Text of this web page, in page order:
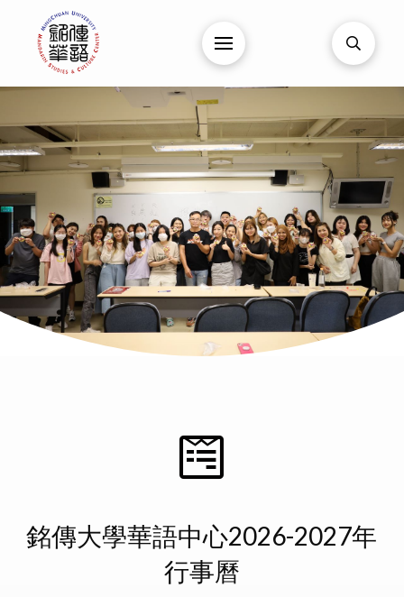
銘傳大學華語中心2026-2027年
行事曆